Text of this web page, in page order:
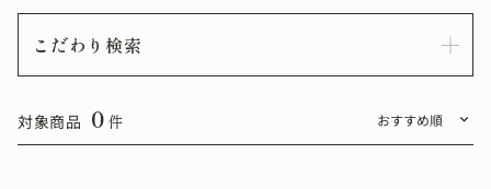
こだわり検索
対象商品 0 件